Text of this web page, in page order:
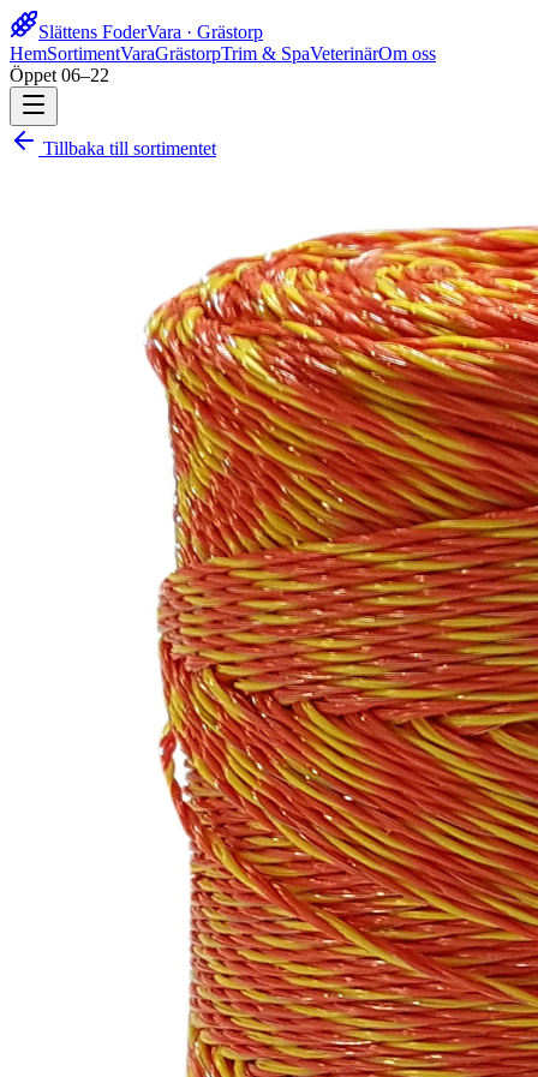
Slättens FoderVara · Grästorp
HemSortimentVaraGrästorpTrim & SpaVeterinärOm oss
Öppet 06–22
Tillbaka till sortimentet